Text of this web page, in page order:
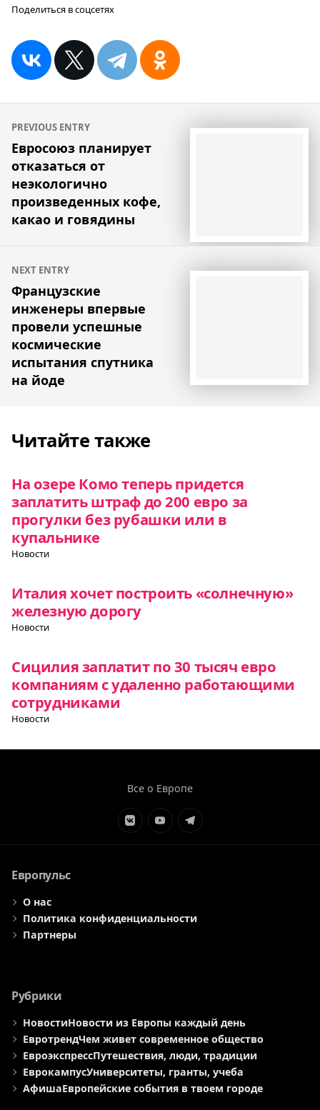
Поделиться в соцсетях
Навигация
по
записям
PREVIOUS ENTRY
Евросоюз планирует
отказаться от
неэкологично
произведенных кофе,
какао и говядины
NEXT ENTRY
Французские
инженеры впервые
провели успешные
космические
испытания спутника
на йоде
Читайте также
На озере Комо теперь придется
заплатить штраф до 200 евро за
прогулки без рубашки или в
купальнике
Новости
Италия хочет построить «солнечную»
железную дорогу
Новости
Сицилия заплатит по 30 тысяч евро
компаниям с удаленно работающими
сотрудниками
Новости
Все о Европе
ЭлементЭлементЭлемент
Европульс
О нас
Политика конфиденциальности
Партнеры
Рубрики
НовостиНовости из Европы каждый день
ЕвротрендЧем живет современное общество
ЕвроэкспрессПутешествия, люди, традиции
ЕврокампусУниверситеты, гранты, учеба
АфишаЕвропейские события в твоем городе